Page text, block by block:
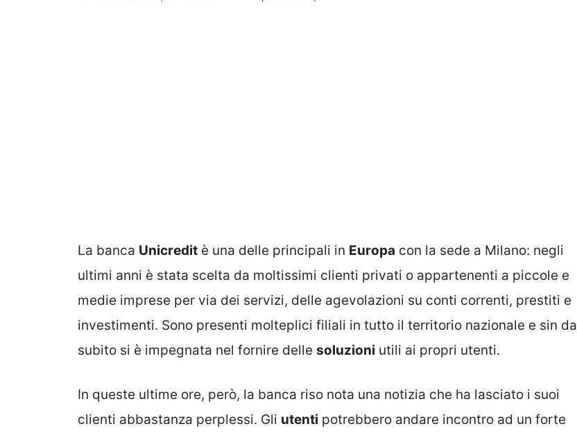
La banca Unicredit è una delle principali in Europa con la sede a Milano: negli
ultimi anni è stata scelta da moltissimi clienti privati o appartenenti a piccole e
medie imprese per via dei servizi, delle agevolazioni su conti correnti, prestiti e
investimenti. Sono presenti molteplici filiali in tutto il territorio nazionale e sin da
subito si è impegnata nel fornire delle soluzioni utili ai propri utenti.
In queste ultime ore, però, la banca riso nota una notizia che ha lasciato i suoi
clienti abbastanza perplessi. Gli utenti potrebbero andare incontro ad un forte